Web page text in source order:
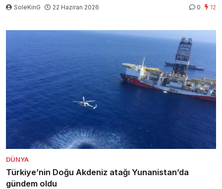
SoleKinG 22 Haziran 2026 0 12
DÜNYA
Türkiye’nin Doğu Akdeniz atağı Yunanistan’da
gündem oldu